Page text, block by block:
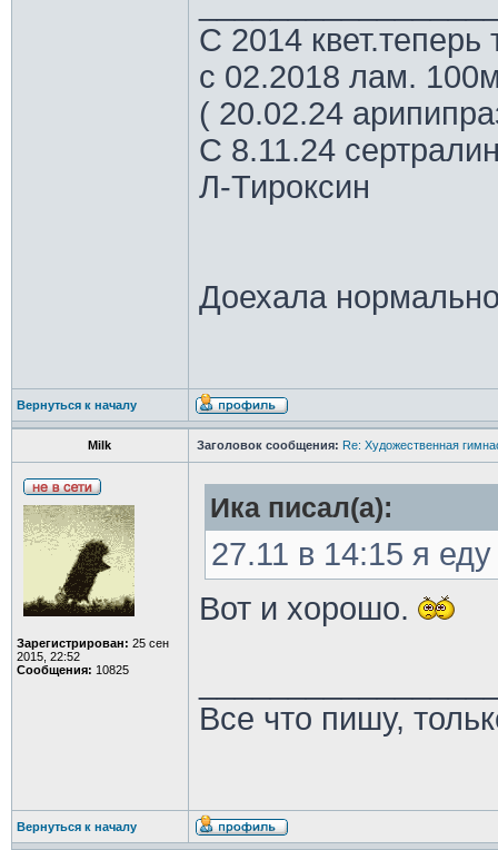
С 2014 квет.теперь
с 02.2018 лам.
( 20.02.24
С 8.11.24
Л-Тироксин
Доехала
Вернуться к началу
Milk Заголовок сообщения: Re: Художественная
Зарегистрирован: 25 сен
2015, 22:52
Сообщения: 10825
Ика писал(а):
27.11 в 14:15 я
Вот и хорошо.
Все что пишу,
Вернуться к началу